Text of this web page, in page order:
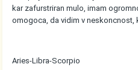
kar zafurstriran mulo, imam
omogoca, da vidim v neskoncnost,
Aries-Libra-Scorpio